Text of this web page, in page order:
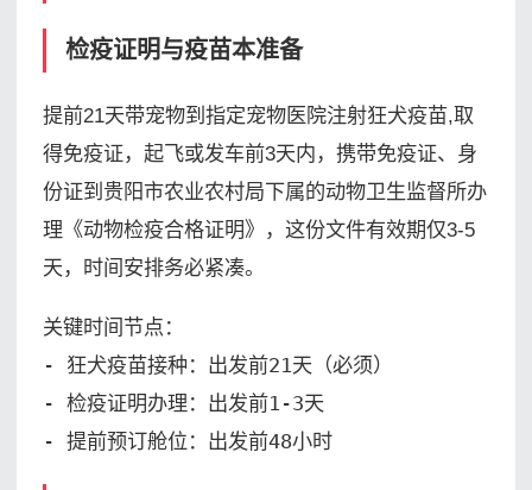
检疫证明与疫苗本准备
提前21天带宠物到指定宠物医院注射狂犬疫苗,取
得免疫证，起飞或发车前3天内，携带免疫证、身
份证到贵阳市农业农村局下属的动物卫生监督所办
理《动物检疫合格证明》，这份文件有效期仅3-5
天，时间安排务必紧凑。
关键时间节点：
- 狂犬疫苗接种：出发前21天（必须）
- 检疫证明办理：出发前1-3天
- 提前预订舱位：出发前48小时